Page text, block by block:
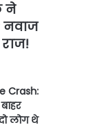
ने
नवाज
Crash:
लोग थे